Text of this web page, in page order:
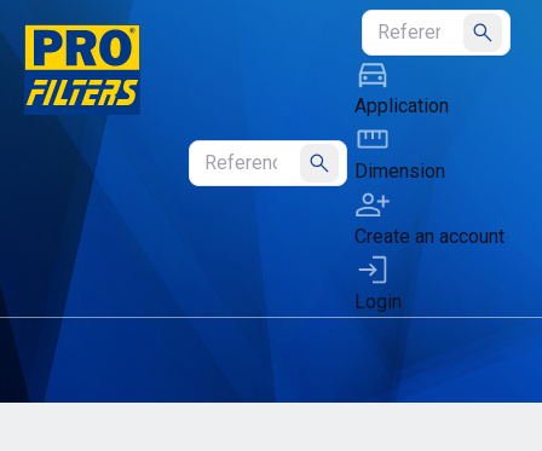
Submit
Submit
Application
Dimension
Create an account
Login